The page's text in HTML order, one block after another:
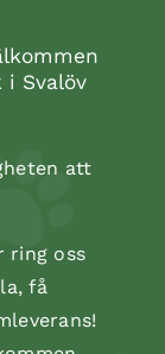
Svalöv
att
ring oss
få